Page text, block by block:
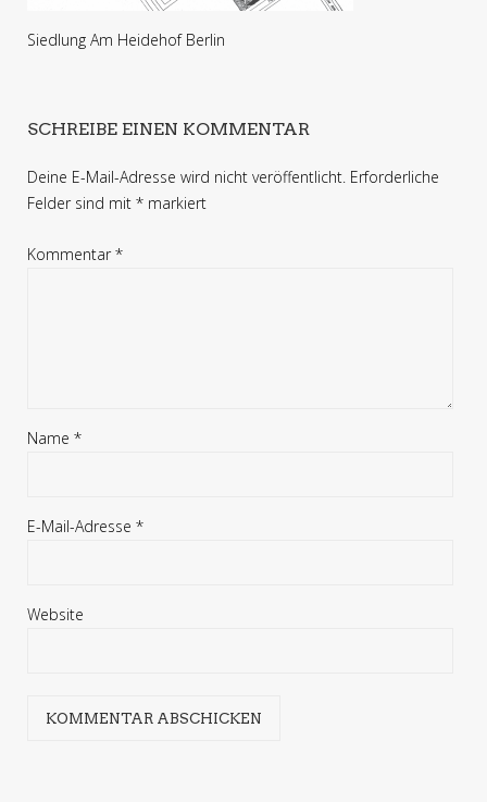
Siedlung Am Heidehof Berlin
SCHREIBE EINEN KOMMENTAR
Deine E-Mail-Adresse wird nicht veröffentlicht. Erforderliche
Felder sind mit * markiert
Kommentar*
Name *
E-Mail-Adresse *
Website